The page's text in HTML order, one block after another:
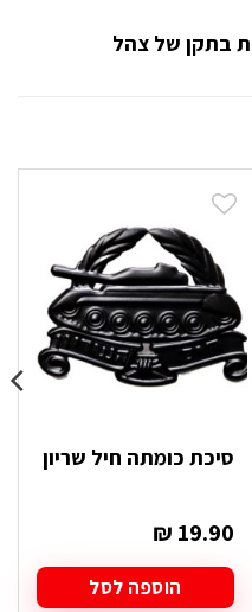
בתקן של צהל
סיכת כומתה חיל שריון
₪ 19.90
הוספה לסל